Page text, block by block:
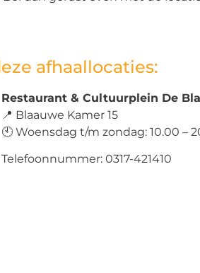
afhaallocaties:
Restaurant & Cultuurplein De
📍 Blaauwe Kamer 15
🕙 Woensdag t/m zondag: 10.00 –
Telefoonnummer: 0317-421410